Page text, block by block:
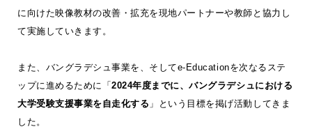
に向けた映像教材の改善・拡充を現地パートナーや教師と協力し
て実施していきます。
また、バングラデシュ事業を、そしてe-Educationを次なるステ
ップに進めるために「2024年度までに、バングラデシュにおける
大学受験支援事業を自走化する 」という目標を掲げ活動してきま
した。